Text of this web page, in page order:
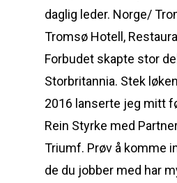
daglig leder. Norge/
Tromsø Hotell,
Forbudet skapte stor
Storbritannia. Stek
2016 lanserte jeg mitt
Rein Styrke med
Triumf. Prøv å komme
de du jobber med har